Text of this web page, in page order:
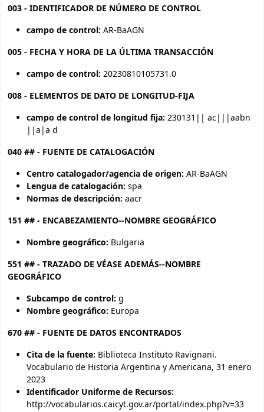
003 - IDENTIFICADOR DE NÚMERO DE CONTROL
campo de control: AR-BaAGN
005 - FECHA Y HORA DE LA ÚLTIMA TRANSACCIÓN
campo de control: 20230810105731.0
008 - ELEMENTOS DE DATO DE LONGITUD-FIJA
campo de control de longitud fija: 230131|| ac|||aabn
||a|a d
040 ## - FUENTE DE CATALOGACIÓN
Centro catalogador/agencia de origen: AR-BaAGN
Lengua de catalogación: spa
Normas de descripción: aacr
151 ## - ENCABEZAMIENTO--NOMBRE GEOGRÁFICO
Nombre geográfico: Bulgaria
551 ## - TRAZADO DE VÉASE ADEMÁS--NOMBRE
GEOGRÁFICO
Subcampo de control: g
Nombre geográfico: Europa
670 ## - FUENTE DE DATOS ENCONTRADOS
Cita de la fuente: Biblioteca Instituto Ravignani.
Vocabulario de Historia Argentina y Americana, 31 enero
2023
Identificador Uniforme de Recursos:
http://vocabularios.caicyt.gov.ar/portal/index.php?v=33